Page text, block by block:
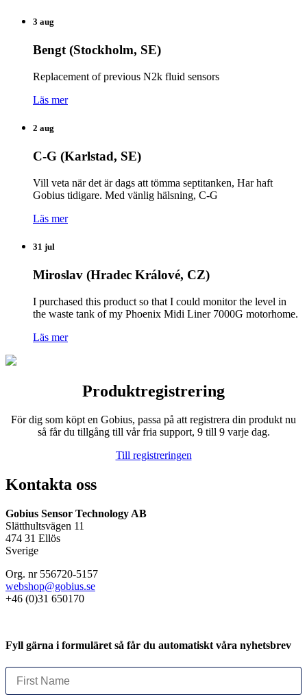
3 aug
Bengt (Stockholm, SE)
Replacement of previous N2k fluid sensors
Läs mer
2 aug
C-G (Karlstad, SE)
Vill veta när det är dags att tömma septitanken, Har haft
Gobius tidigare. Med vänlig hälsning, C-G
Läs mer
31 jul
Miroslav (Hradec Králové, CZ)
I purchased this product so that I could monitor the level in
the waste tank of my Phoenix Midi Liner 7000G motorhome.
Läs mer
Produktregistrering
För dig som köpt en Gobius, passa på att registrera din produkt nu
så får du tillgång till vår fria support, 9 till 9 varje dag.
Till registreringen
Kontakta oss
Gobius Sensor Technology AB
Slätthultsvägen 11
474 31 Ellös
Sverige
Org. nr 556720-5157
webshop@gobius.se
+46 (0)31 650170
Fyll gärna i formuläret så får du automatiskt våra nyhetsbrev